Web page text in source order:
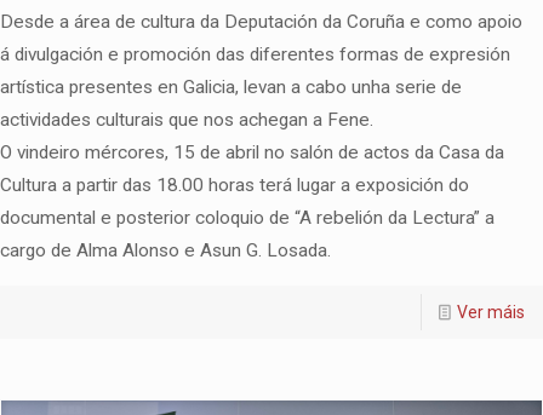
Desde a área de cultura da Deputación da Coruña e como apoio
á divulgación e promoción das diferentes formas de expresión
artística presentes en Galicia, levan a cabo unha serie de
actividades culturais que nos achegan a Fene.
O vindeiro mércores, 15 de abril no salón de actos da Casa da
Cultura a partir das 18.00 horas terá lugar a exposición do
documental e posterior coloquio de “A rebelión da Lectura” a
cargo de Alma Alonso e Asun G. Losada.
Ver máis